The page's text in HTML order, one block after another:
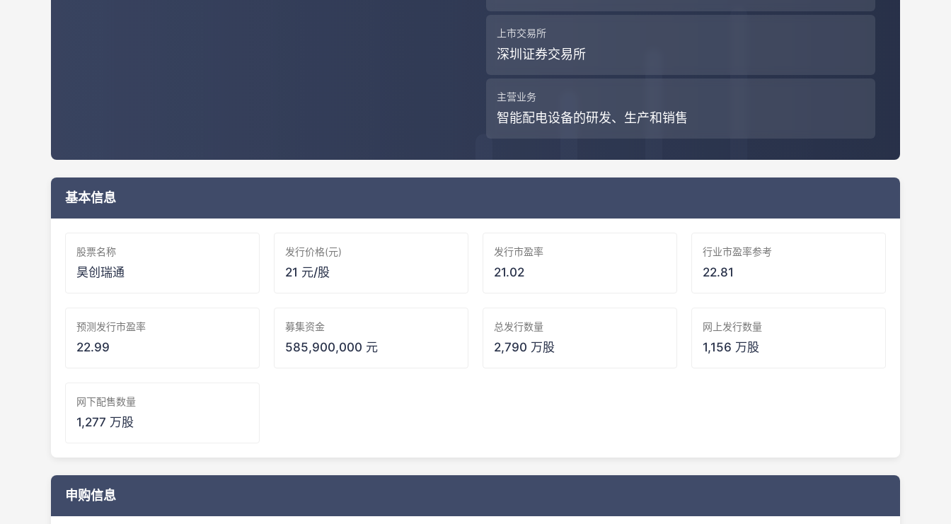
上市交易所
深圳证券交易所
主营业务
智能配电设备的研发、生产和销售
基本信息
股票名称
昊创瑞通
发行价格(元)
21 元/股
发行市盈率
21.02
行业市盈率参考
22.81
预测发行市盈率
22.99
募集资金
585,900,000 元
总发行数量
2,790 万股
网上发行数量
1,156 万股
网下配售数量
1,277 万股
申购信息